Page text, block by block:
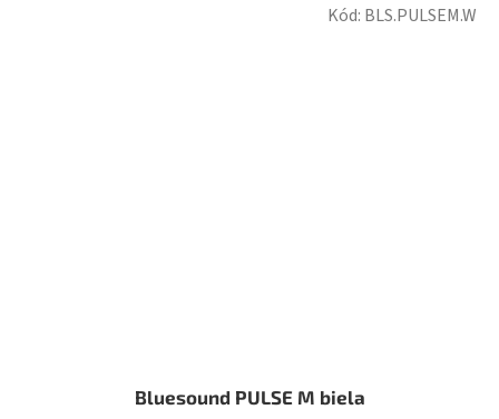
Bluesound PULSE M biela
Kód: BLS.PULSEM.W